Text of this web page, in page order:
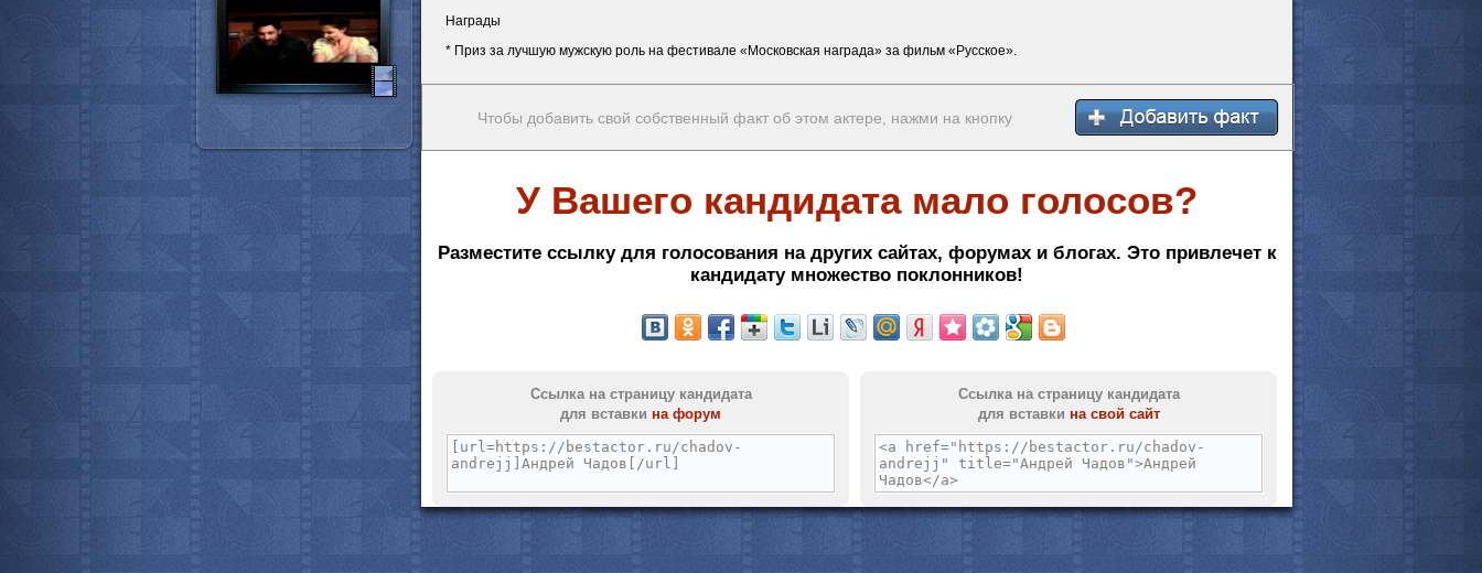
Награды
* Приз за лучшую мужскую роль на фестивале «Московская награда» за фильм «Русское».
Чтобы добавить свой собственный факт об этом актере, нажми на кнопку
У Вашего кандидата мало голосов?
Разместите ссылку для голосования на других сайтах, форумах и блогах. Это привлечет к
кандидату множество поклонников!
Ссылка на страницу кандидата
для вставки на форум
Ссылка на страницу кандидата
для вставки на свой сайт
смотреть всё